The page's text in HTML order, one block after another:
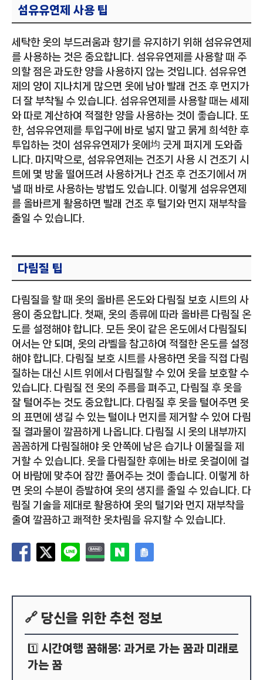
섬유유연제 사용 팁
세탁한 옷의 부드러움과 향기를 유지하기 위해 섬유유연제
를 사용하는 것은 중요합니다. 섬유유연제를 사용할 때 주
의할 점은 과도한 양을 사용하지 않는 것입니다. 섬유유연
제의 양이 지나치게 많으면 옷에 남아 빨래 건조 후 먼지가
더 잘 부착될 수 있습니다. 섬유유연제를 사용할 때는 세제
와 따로 계산하여 적절한 양을 사용하는 것이 좋습니다. 또
한, 섬유유연제를 투입구에 바로 넣지 말고 묽게 희석한 후
투입하는 것이 섬유유연제가 옷에均 긋게 퍼지게 도와줍
니다. 마지막으로, 섬유유연제는 건조기 사용 시 건조기 시
트에 몇 방울 떨어뜨려 사용하거나 건조 후 건조기에서 꺼
낼 때 바로 사용하는 방법도 있습니다. 이렇게 섬유유연제
를 올바르게 활용하면 빨래 건조 후 털기와 먼지 재부착을
줄일 수 있습니다.
다림질 팁
다림질을 할 때 옷의 올바른 온도와 다림질 보호 시트의 사
용이 중요합니다. 첫째, 옷의 종류에 따라 올바른 다림질 온
도를 설정해야 합니다. 모든 옷이 같은 온도에서 다림질되
어서는 안 되며, 옷의 라벨을 참고하여 적절한 온도를 설정
해야 합니다. 다림질 보호 시트를 사용하면 옷을 직접 다림
질하는 대신 시트 위에서 다림질할 수 있어 옷을 보호할 수
있습니다. 다림질 전 옷의 주름을 펴주고, 다림질 후 옷을
잘 털어주는 것도 중요합니다. 다림질 후 옷을 털어주면 옷
의 표면에 생길 수 있는 털이나 먼지를 제거할 수 있어 다림
질 결과물이 깔끔하게 나옵니다. 다림질 시 옷의 내부까지
꼼꼼하게 다림질해야 옷 안쪽에 남은 습기나 이물질을 제
거할 수 있습니다. 옷을 다림질한 후에는 바로 옷걸이에 걸
어 바람에 맞추어 잠깐 풀어주는 것이 좋습니다. 이렇게 하
면 옷의 수분이 증발하여 옷의 생지를 줄일 수 있습니다. 다
림질 기술을 제대로 활용하여 옷의 털기와 먼지 재부착을
줄여 깔끔하고 쾌적한 옷차림을 유지할 수 있습니다.
🔗 당신을 위한 추천 정보
1️⃣ 시간여행 꿈해몽: 과거로 가는 꿈과 미래로
가는 꿈